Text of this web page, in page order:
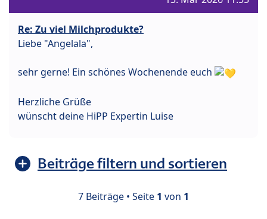
Re: Zu viel Milchprodukte?
Liebe "Angelala",
sehr gerne! Ein schönes Wochenende euch
Herzliche Grüße
wünscht deine HiPP Expertin Luise
Beiträge filtern und sortieren
7 Beiträge • Seite 1 von 1